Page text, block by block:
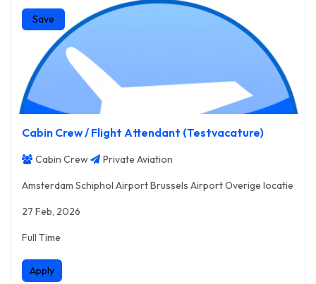
Save
Cabin Crew / Flight Attendant (Testvacature)
Cabin Crew Private Aviation
Amsterdam Schiphol Airport Brussels Airport Overige locatie
27 Feb, 2026
Full Time
Apply